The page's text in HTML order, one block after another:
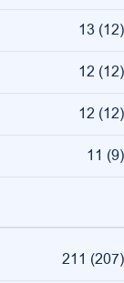
13 (12)
12 (12)
12 (12)
11 (9)
211 (207)